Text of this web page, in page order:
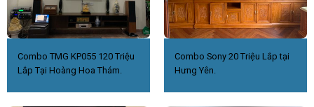
Combo TMG KP055 120 Triệu
Lắp Tại Hoàng Hoa Thám.
Combo Sony 20 Triệu Lắp tại
Hưng Yên.